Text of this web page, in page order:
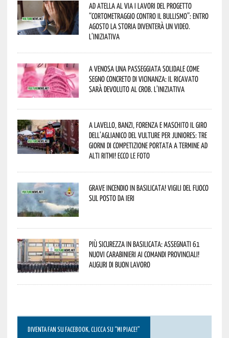
Ad Atella al via i lavori del progetto
“Cortometraggio contro il bullismo”: entro
agosto la storia diventerà un video.
L’iniziativa
A Venosa una passeggiata solidale come
segno concreto di vicinanza: il ricavato
sarà devoluto al CROB. L’iniziativa
A Lavello, Banzi, Forenza e Maschito il Giro
dell’Aglianico del Vulture per juniores: tre
giorni di competizione portata a termine ad
alti ritmi! Ecco le foto
Grave incendio in Basilicata! Vigili del fuoco
sul posto da ieri
Più sicurezza in Basilicata: assegnati 61
nuovi Carabinieri ai Comandi provinciali!
Auguri di buon lavoro
DIVENTA FAN SU FACEBOOK, CLICCA SU “MI PIACE!”